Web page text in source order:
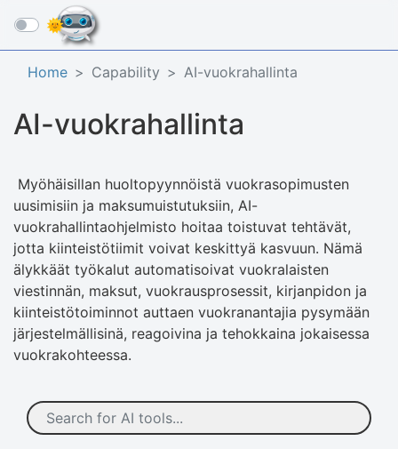
☰
Home Capability AI-vuokrahallinta
AI-vuokrahallinta
Myöhäisillan huoltopyynnöistä vuokrasopimusten
uusimisiin ja maksumuistutuksiin, AI-
vuokrahallintaohjelmisto hoitaa toistuvat tehtävät,
jotta kiinteistötiimit voivat keskittyä kasvuun. Nämä
älykkäät työkalut automatisoivat vuokralaisten
viestinnän, maksut, vuokrausprosessit, kirjanpidon ja
kiinteistötoiminnot auttaen vuokranantajia pysymään
järjestelmällisinä, reagoivina ja tehokkaina jokaisessa
vuokrakohteessa.